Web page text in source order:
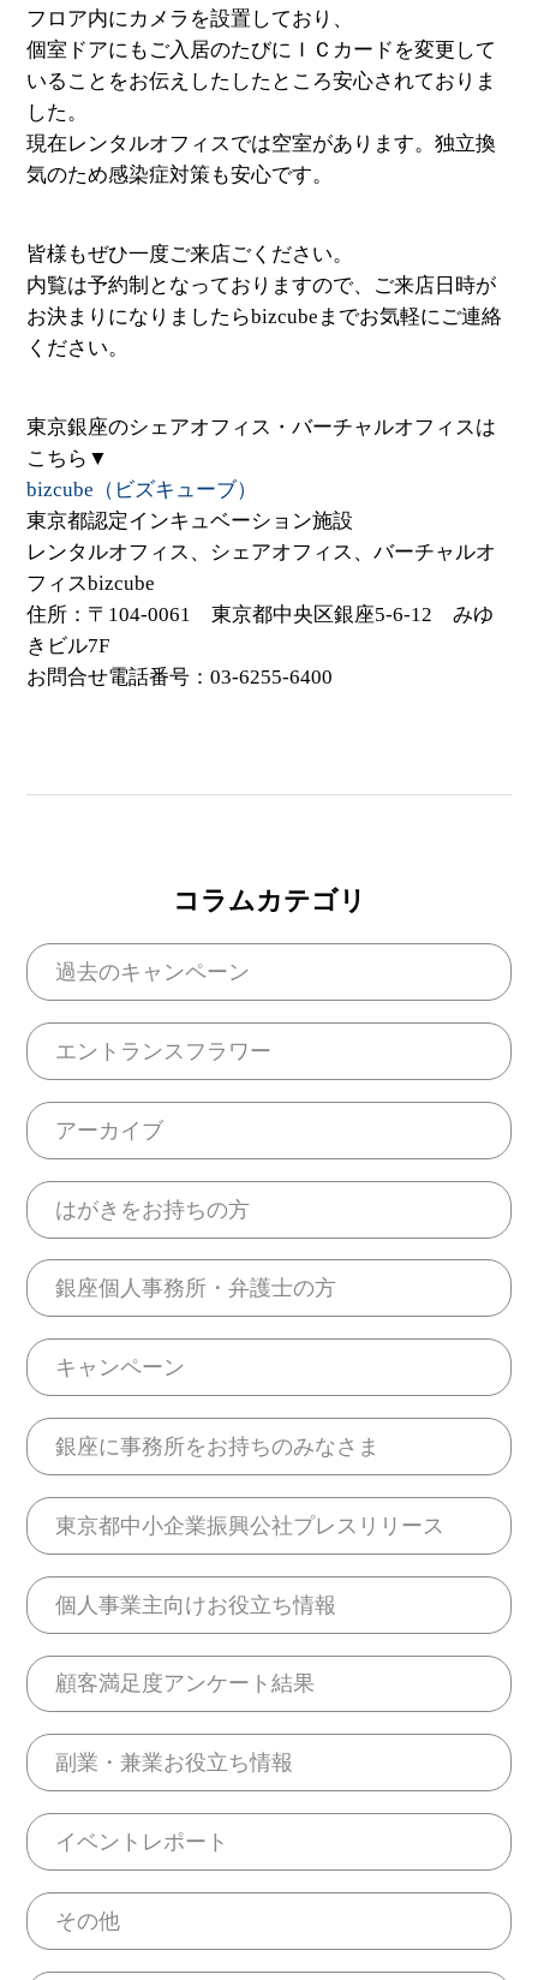
フロア内にカメラを設置しており、
個室ドアにもご入居のたびにＩＣカードを変更して
いることをお伝えしたしたところ安心されておりま
した。
現在レンタルオフィスでは空室があります。独立換
気のため感染症対策も安心です。
皆様もぜひ一度ご来店ごください。
内覧は予約制となっておりますので、ご来店日時が
お決まりになりましたらbizcubeまでお気軽にご連絡
ください。
東京銀座のシェアオフィス・バーチャルオフィスは
こちら▼
bizcube（ビズキューブ）
東京都認定インキュベーション施設
レンタルオフィス、シェアオフィス、バーチャルオ
フィスbizcube
住所：〒104-0061 東京都中央区銀座5-6-12 みゆ
きビル7F
お問合せ電話番号：03-6255-6400
コラムカテゴリ
過去のキャンペーン
エントランスフラワー
アーカイブ
はがきをお持ちの方
銀座個人事務所・弁護士の方
キャンペーン
銀座に事務所をお持ちのみなさま
東京都中小企業振興公社プレスリリース
個人事業主向けお役立ち情報
顧客満足度アンケート結果
副業・兼業お役立ち情報
イベントレポート
その他